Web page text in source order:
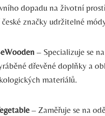
dopadu na životní
značky udržitelné
– Specializuje se
dřevěné doplňky a
materiálů.
– Zaměřuje se na